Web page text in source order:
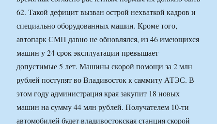
62. Такой дефицит вызван острой нехваткой кадров и
специально оборудованных машин. Кроме того,
автопарк СМП давно не обновлялся, из 46 имеющихся
машин у 24 срок эксплуатации превышает
допустимые 5 лет. Машины скорой помощи за 2 млн
рублей поступят во Владивосток к саммиту АТЭС. В
этом году администрация края закупит 18 новых
машин на сумму 44 млн рублей. Получателем 10-ти
автомобилей будет владивостокская станция скорой